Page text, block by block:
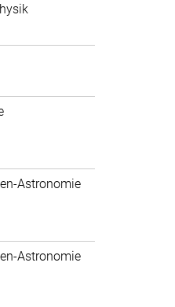
Astronomie
Astronomie